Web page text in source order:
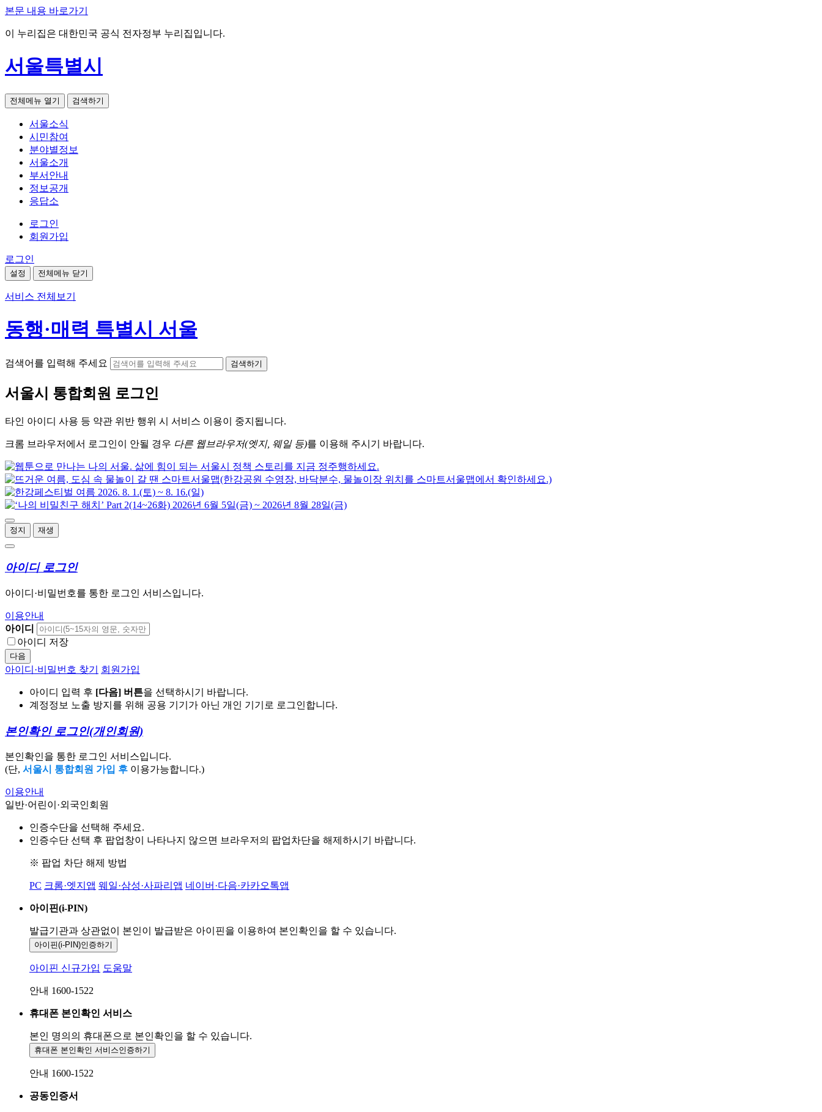
본문 내용 바로가기
이 누리집은 대한민국 공식 전자정부 누리집입니다.
서울특별시
전체메뉴 열기 검색하기
서울소식
시민참여
분야별정보
서울소개
부서안내
정보공개
응답소
로그인
회원가입
로그인
설정 전체메뉴 닫기
서비스 전체보기
동행·매력 특별시 서울
검색어를 입력해 주세요 검색하기
서울시 통합회원 로그인
타인 아이디 사용 등 약관 위반 행위 시 서비스 이용이 중지됩니다.
크롬 브라우저에서 로그인이 안될 경우 다른 웹브라우저(엣지, 웨일 등)를 이용해 주시기 바랍니다.
정지 재생
아이디 로그인
아이디·비밀번호를 통한 로그인 서비스입니다.
이용안내
아이디
아이디 저장
다음
아이디·비밀번호 찾기 회원가입
아이디 입력 후 [다음] 버튼을 선택하시기 바랍니다.
계정정보 노출 방지를 위해 공용 기기가 아닌 개인 기기로 로그인합니다.
본인확인 로그인(개인회원)
본인확인을 통한 로그인 서비스입니다.
(단, 서울시 통합회원 가입 후 이용가능합니다.)
이용안내
일반·어린이·외국인회원
인증수단을 선택해 주세요.
인증수단 선택 후 팝업창이 나타나지 않으면 브라우저의 팝업차단을 해제하시기 바랍니다.
※ 팝업 차단 해제 방법
PC 크롬·엣지앱 웨일·삼성·사파리앱 네이버·다음·카카오톡앱
아이핀(i-PIN)
발급기관과 상관없이 본인이 발급받은 아이핀을 이용하여 본인확인을 할 수 있습니다.
아이핀(i-PIN)인증하기
아이핀 신규가입 도움말
안내 1600-1522
휴대폰 본인확인 서비스
본인 명의의 휴대폰으로 본인확인을 할 수 있습니다.
휴대폰 본인확인 서비스인증하기
안내 1600-1522
공동인증서